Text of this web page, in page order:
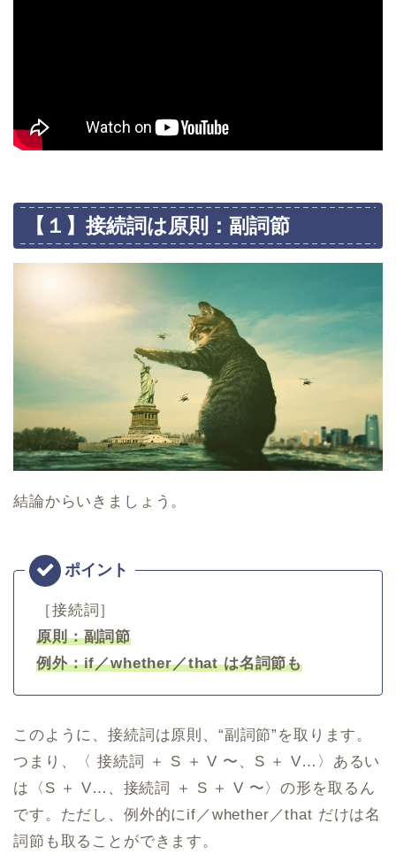
【１】接続詞は原則：副詞節
結論からいきましょう。
［接続詞］
原則：副詞節
例外：if／whether／that は名詞節も
このように、接続詞は原則、“副詞節”を取ります。
つまり、〈 接続詞 ＋ S ＋ V 〜、S ＋ V…〉あるい
は〈S ＋ V…、接続詞 ＋ S ＋ V 〜〉の形を取るん
です。ただし、例外的にif／whether／that だけは名
詞節も取ることができます。